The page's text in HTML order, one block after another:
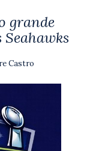
grande
Seahawks
Castro